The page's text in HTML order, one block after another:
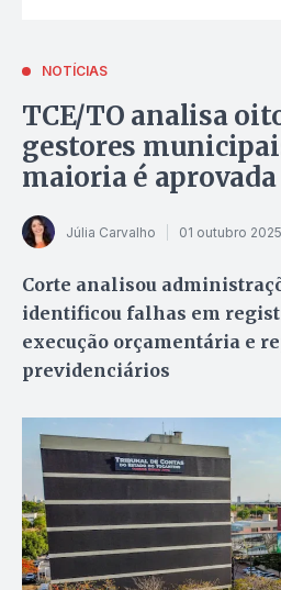
NOTÍCIAS
TCE/TO analisa
gestores
maioria é
Júlia Carvalho 01 outubro
Corte analisou
identificou falhas em
execução orçamentária e
previdenciários